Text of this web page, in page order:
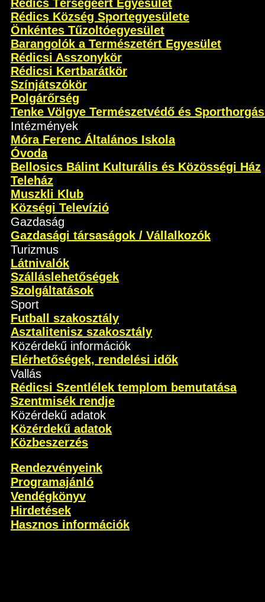
Rédics Térségéért Egyesület
Rédics Község Sportegyesülete
Önkéntes Tűzoltóegyesület
Barangolók a Természetért Egyesület
Rédicsi Asszonykör
Rédicsi Kertbarátkör
Színjátszókör
Polgárőrség
Tenke Völgye Természetvédő és
Intézmények
Móra Ferenc Általános Iskola
Óvoda
Bellosics Bálint Kulturális és Közösségi Ház
Teleház
Muszkli Klub
Községi Televízió
Gazdaság
Gazdasági társaságok / Vállalkozók
Turizmus
Látnivalók
Szálláslehetőségek
Szolgáltatások
Sport
Futball szakosztály
Asztalitenisz szakosztály
Közérdekű információk
Elérhetőségek, rendelési idők
Vallás
Rédicsi Szentlélek templom bemutatása
Szentmisék rendje
Közérdekű adatok
Közérdekű adatok
Közbeszerzés
Rendezvényeink
Programajánló
Vendégkönyv
Hirdetések
Hasznos információk